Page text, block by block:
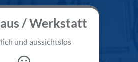
/ Werkstatt
und aussichtslos